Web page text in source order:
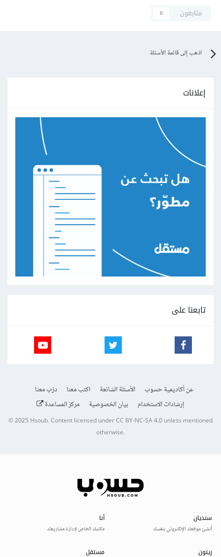
متابعون
0
اذهب إلى قائمة الأسئلة
إعلانات
تابعنا على
عن أكاديمية حسوب الأسئلة الشائعة اكتب معنا
درّب معنا
إرشادات الاستخدام
بيان الخصوصية مركز المساعدة
© 2025Hsoub.Content licensed underCC BY-NC-SA 4.0unless mentioned
otherwise.